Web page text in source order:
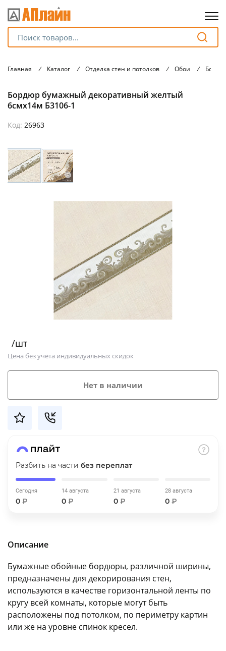
Главная / Каталог / Отделка стен и потолков / Обои /
Бордюр бумажный декоративный желтый
6смх14м Б3106-1
Код: 26963
/шт
Цена без учёта индивидуальных скидок
Нет в наличии
Разбить на части без переплат
Сегодня
0 ₽
14 августа
0₽
21 августа
0 ₽
28 августа
0 ₽
Описание
Бумажные обойные бордюры, различной ширины,
предназначены для декорирования стен,
используются в качестве горизонтальной ленты по
кругу всей комнаты, которые могут быть
расположены под потолком, по периметру картин
или же на уровне спинок кресел.
оплатуна части
График платежей
Добавляйте товары
Оплачивайте сегодня только
% картой любого банка
списыватьсяс вашей карты
по25%каждые 2 недели
Подробнее
об оплате Плайтом